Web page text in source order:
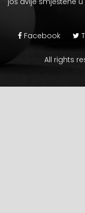
Facebook
All rights